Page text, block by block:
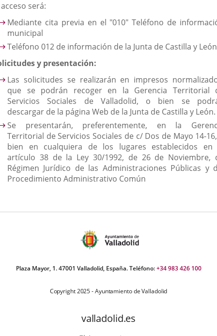
será:
Mediante cita previa en el "010" Teléfono de
municipal
Teléfono 012 de información de la Junta de Castilla y León
y presentación:
Las solicitudes se realizarán en impresos
que se podrán recoger en la Gerencia Territorial
Servicios Sociales de Valladolid, o bien se
descargar de la página Web de la Junta de Castilla y León.
Se presentarán, preferentemente, en la
Territorial de Servicios Sociales de c/ Dos de Mayo 14-
bien en cualquiera de los lugares establecidos en
artículo 38 de la Ley 30/1992, de 26 de Noviembre,
Régimen Jurídico de las Administraciones Públicas y
Procedimiento Administrativo Común
Plaza Mayor, 1. 47001 Valladolid, España. Teléfono:+34 983 426 100
Copyright 2025 - Ayuntamiento de Valladolid
valladolid.es